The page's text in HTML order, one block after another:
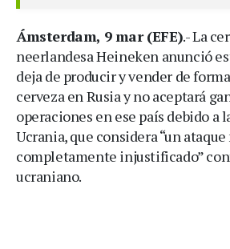
Ámsterdam, 9 mar (EFE).- La
neerlandesa Heineken anunció
deja de producir y vender de
cerveza en Rusia y no aceptará
operaciones en ese país debido a
Ucrania, que considera “un
completamente injustificado”
ucraniano.